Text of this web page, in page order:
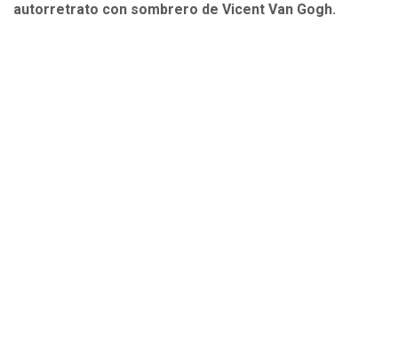
autorretrato con sombrero de Vicent Van Gogh.